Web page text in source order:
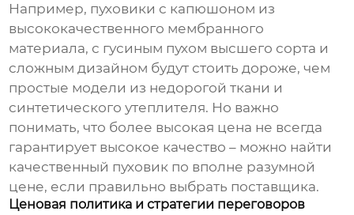
Например, пуховики с капюшоном из
высококачественного мембранного
материала, с гусиным пухом высшего сорта и
сложным дизайном будут стоить дороже, чем
простые модели из недорогой ткани и
синтетического утеплителя. Но важно
понимать, что более высокая цена не всегда
гарантирует высокое качество – можно найти
качественный пуховик по вполне разумной
цене, если правильно выбрать поставщика.
Ценовая политика и стратегии переговоров